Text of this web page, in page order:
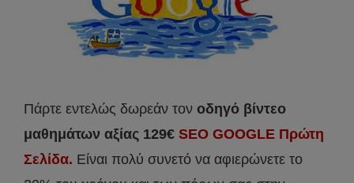
Πάρτε εντελώς δωρεάν τον οδηγό βίντεο
μαθημάτων αξίας 129€ SEO GOOGLE Πρώτη
Σελίδα. Είναι πολύ συνετό να αφιερώνετε το